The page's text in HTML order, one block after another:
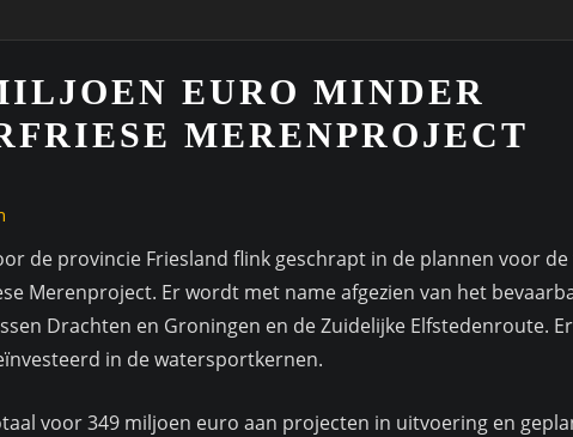
EURO MINDER
MERENPROJECT
de provincie Friesland flink geschrapt in de plannen voor de
Merenproject. Er wordt met name afgezien van het
Drachten en Groningen en de Zuidelijke Elfstedenroute.
in de watersportkernen.
voor 349 miljoen euro aan projecten in uitvoering en